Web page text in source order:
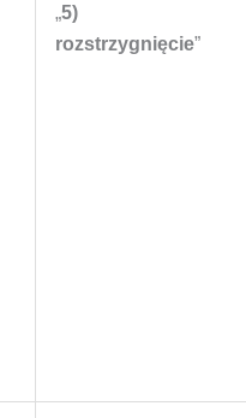
„5)
rozstrzygnięcie”